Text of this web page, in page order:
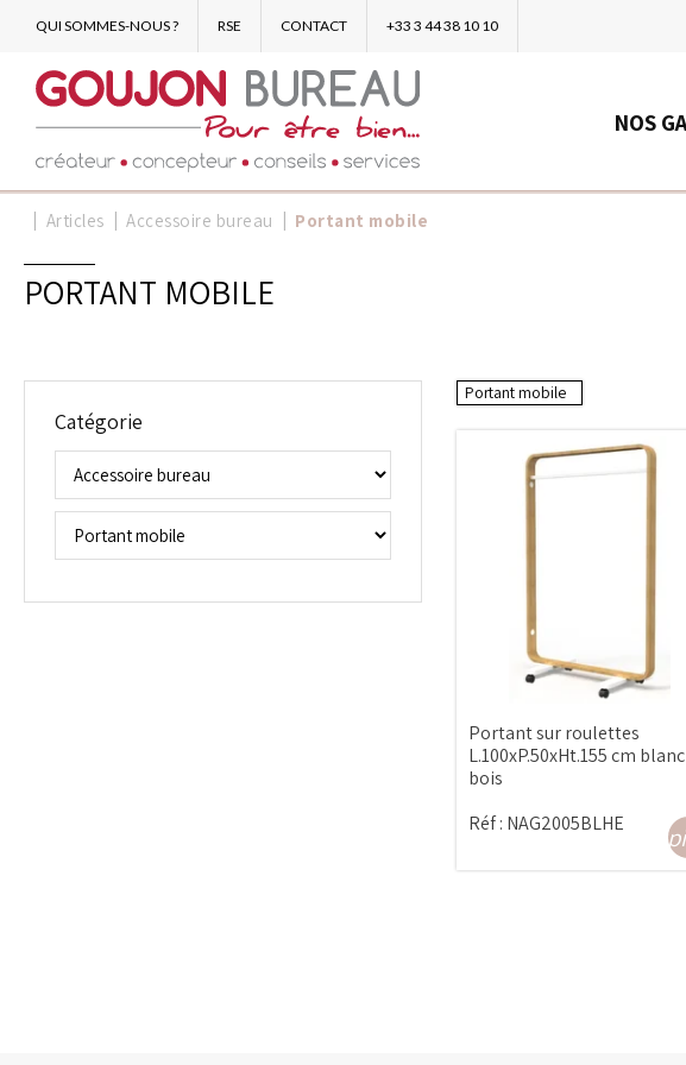
QUI SOMMES-NOUS ? RSE CONTACT +33 3 44 38 10 10
NOS
Articles Accessoire bureau Portant mobile
PORTANT MOBILE
Catégorie
Portant mobile
Portant sur roulettes
L.100xP.50xHt.155 cm
bois
Réf : NAG2005BLHE